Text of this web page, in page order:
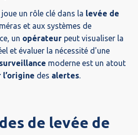
joue un rôle clé dans la levée de
et aux systèmes de
un opérateur peut visualiser la
et évaluer la nécessité d'une
moderne est un atout
des alertes
de levée de